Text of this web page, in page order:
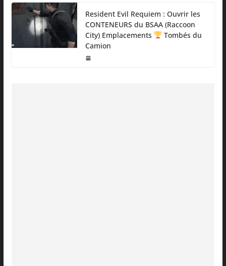
Resident Evil Requiem : Ouvrir les
CONTENEURS du BSAA (Raccoon
City) Emplacements
Tombés du
Camion